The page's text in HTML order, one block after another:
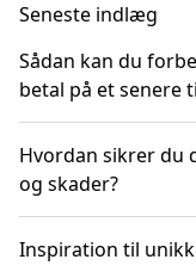
Seneste indlæg
Sådan kan du
betal på et senere
Hvordan sikrer du
og skader?
Inspiration til